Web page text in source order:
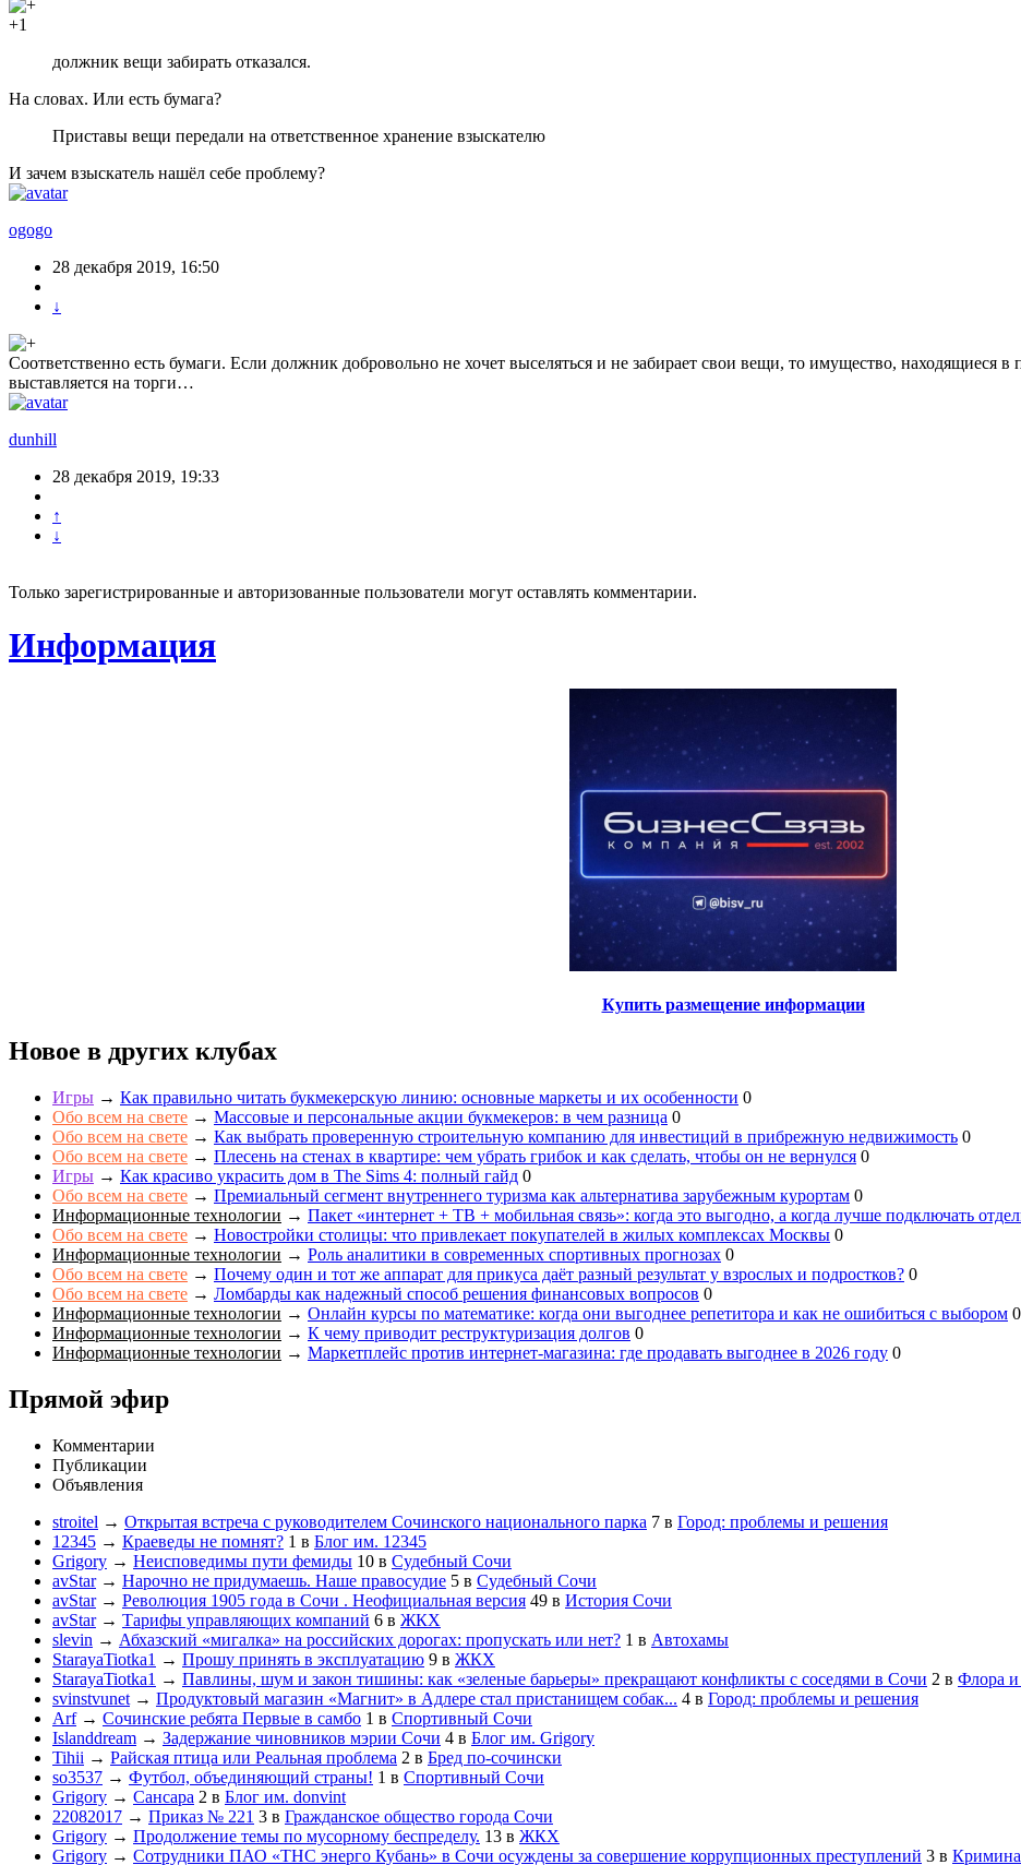
+1
должник вещи забирать отказался.
На словах. Или есть бумага?
Приставы вещи передали на ответственное хранение взыскателю
И зачем взыскатель нашёл себе проблему?
ogogo
28 декабря 2019, 16:50
↓
Соответственно есть бумаги. Если должник добровольно не хочет выселяться и не забирает свои вещи, то имущество, находящиеся
выставляется на торги…
dunhill
28 декабря 2019, 19:33
↑
↓
Только зарегистрированные и авторизованные пользователи могут оставлять комментарии.
Информация
Купить размещение информации
Новое в других клубах
Игры → Как правильно читать букмекерскую линию: основные маркеты и их особенности 0
Обо всем на свете → Массовые и персональные акции букмекеров: в чем разница 0
Обо всем на свете → Как выбрать проверенную строительную компанию для инвестиций в прибрежную недвижимость 0
Обо всем на свете → Плесень на стенах в квартире: чем убрать грибок и как сделать, чтобы он не вернулся 0
Игры → Как красиво украсить дом в The Sims 4: полный гайд 0
Обо всем на свете → Премиальный сегмент внутреннего туризма как альтернатива зарубежным курортам 0
Информационные технологии → Пакет «интернет + ТВ + мобильная связь»: когда это выгодно, а когда лучше подключать
Обо всем на свете → Новостройки столицы: что привлекает покупателей в жилых комплексах Москвы 0
Информационные технологии → Роль аналитики в современных спортивных прогнозах 0
Обо всем на свете → Почему один и тот же аппарат для прикуса даёт разный результат у взрослых и подростков? 0
Обо всем на свете → Ломбарды как надежный способ решения финансовых вопросов 0
Информационные технологии → Онлайн курсы по математике: когда они выгоднее репетитора и как не ошибиться с выбором 0
Информационные технологии → К чему приводит реструктуризация долгов 0
Информационные технологии → Маркетплейс против интернет-магазина: где продавать выгоднее в 2026 году 0
Прямой эфир
Комментарии
Публикации
Объявления
stroitel → Открытая встреча с руководителем Сочинского национального парка 7 в Город: проблемы и решения
12345 → Краеведы не помнят? 1 в Блог им. 12345
Grigory → Неисповедимы пути фемиды 10 в Судебный Сочи
avStar→ Нарочно не придумаешь. Наше правосудие 5 в Судебный Сочи
avStar→ Революция 1905 года в Сочи . Неофициальная версия 49 в История Сочи
avStar→ Тарифы управляющих компаний 6 в ЖКХ
slevin → Абхазский «мигалка» на российских дорогах: пропускать или нет? 1 в Автохамы
StarayaTiotka1 → Прошу принять в эксплуатацию 9 в ЖКХ
StarayaTiotka1 → Павлины, шум и закон тишины: как «зеленые барьеры» прекращают конфликты с соседями в Сочи 2 в Флора и
svinstvunet → Продуктовый магазин «Магнит» в Адлере стал пристанищем собак... 4 в Город: проблемы и решения
Arf→ Сочинские ребята Первые в самбо 1 в Спортивный Сочи
Islanddream → Задержание чиновников мэрии Сочи 4 в Блог им. Grigory
Tihii → Райская птица или Реальная проблема 2 в Бред по-cочински
so3537 → Футбол, объединяющий страны! 1 в Спортивный Сочи
Grigory → Сансара 2 в Блог им. donvint
22082017 → Приказ № 221 3 в Гражданское общество города Сочи
Grigory → Продолжение темы по мусорному беспределу. 13 в ЖКХ
Grigory → Сотрудники ПАО «ТНС энерго Кубань» в Сочи осуждены за совершение коррупционных преступлений 3 в